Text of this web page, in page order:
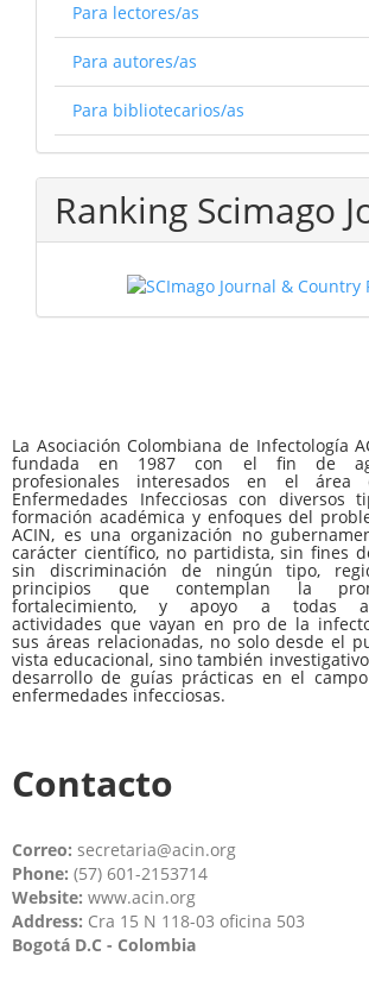
Para lectores/as
Para autores/as
Para bibliotecarios/as
Ranking Scimago
La Asociación Colombiana de Infectología
fundada en 1987 con el fin de
profesionales interesados en el área
Enfermedades Infecciosas con diversos
formación académica y enfoques del
ACIN, es una organización no
carácter científico, no partidista, sin fines
sin discriminación de ningún tipo,
principios que contemplan la
fortalecimiento, y apoyo a todas
actividades que vayan en pro de la
sus áreas relacionadas, no solo desde el
vista educacional, sino también
desarrollo de guías prácticas en el
enfermedades infecciosas.
Contacto
Correo: secretaria@acin.org
Phone: (57) 601-2153714
Website: www.acin.org
Address: Cra 15 N 118-03 oficina 503
Bogotá D.C - Colombia